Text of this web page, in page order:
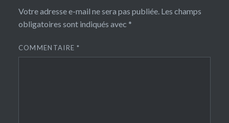
Votre adresse e-mail ne sera pas publiée. Les champs
obligatoires sont indiqués avec *
COMMENTAIRE*